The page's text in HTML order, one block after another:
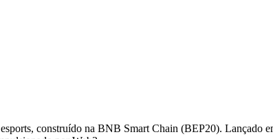
construído na BNB Smart Chain (BEP20). Lançado